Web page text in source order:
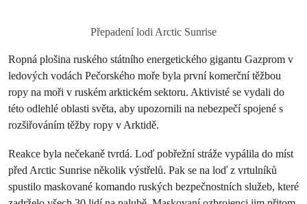
Přepadení lodi Arctic Sunrise
Ropná plošina ruského státního energetického gigantu Gazprom v
ledových vodách Pečorského moře byla první komerční těžbou
ropy na moři v ruském arktickém sektoru. Aktivisté se vydali do
této odlehlé oblasti světa, aby upozornili na nebezpečí spojené s
rozšiřováním těžby ropy v Arktidě.
Reakce byla nečekaně tvrdá. Loď pobřežní stráže vypálila do míst
před Arctic Sunrise několik výstřelů. Pak se na loď z vrtulníků
spustilo maskované komando ruských bezpečnostních služeb, které